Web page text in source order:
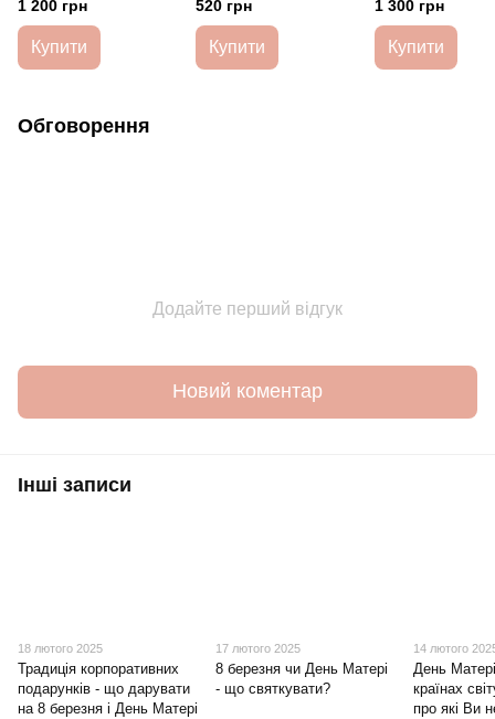
1 200 грн
Купити
першого локону
HeyBaby
520 грн
Купити
1 300 грн
Купити
Обговорення
Додайте перший відгук
Новий коментар
Інші записи
18 лютого 2025
Традиція корпоративних
подарунків - що дарувати
на 8 березня і День Матері
17 лютого 2025
8 березня чи День Матері
- що святкувати?
14 лютого
День
країнах
про які Ви